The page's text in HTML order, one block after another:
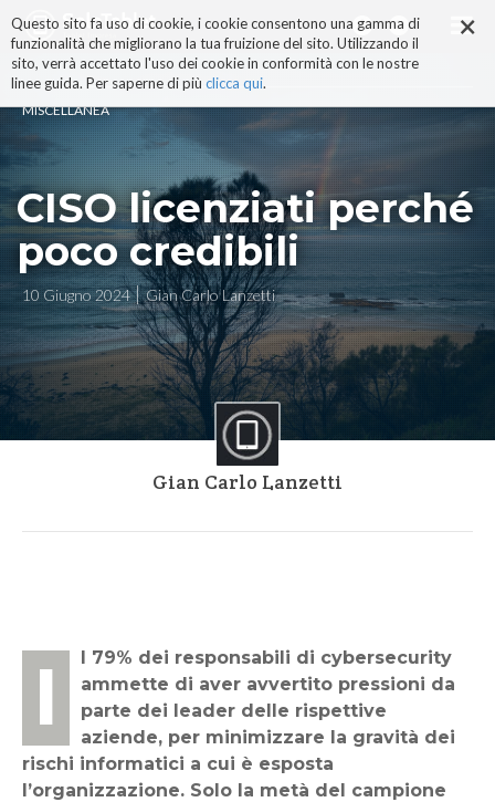
×
Questo sito fa uso di cookie, i cookie consentono una gamma di
funzionalità che migliorano la tua fruizione del sito. Utilizzando il
sito, verrà accettato l'uso dei cookie in conformità con le nostre
linee guida. Per saperne di più clicca qui.
ai
contenuti.
|
alla
navigazione
MISCELLANEA
CISO licenziati perché
poco credibili
10 Giugno 2024 Gian Carlo Lanzetti
Gian Carlo Lanzetti
Il 79% dei responsabili di cybersecurity
ammette di aver avvertito pressioni da
parte dei leader delle rispettive
aziende, per minimizzare la gravità dei
rischi informatici a cui è esposta
l’organizzazione. Solo la metà del campione